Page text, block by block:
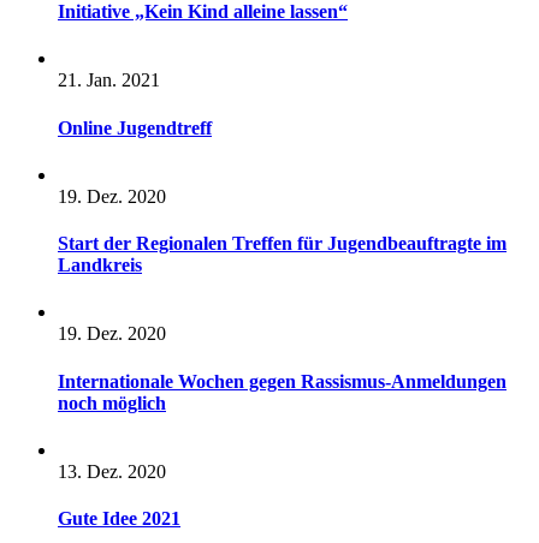
Initiative „Kein Kind alleine lassen“
21. Jan. 2021
Online Jugendtreff
19. Dez. 2020
Start der Regionalen Treffen für Jugendbeauftragte im
Landkreis
19. Dez. 2020
Internationale Wochen gegen Rassismus-Anmeldungen
noch möglich
13. Dez. 2020
Gute Idee 2021